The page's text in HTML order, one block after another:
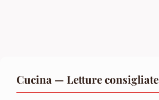
Cucina — Letture consigliate